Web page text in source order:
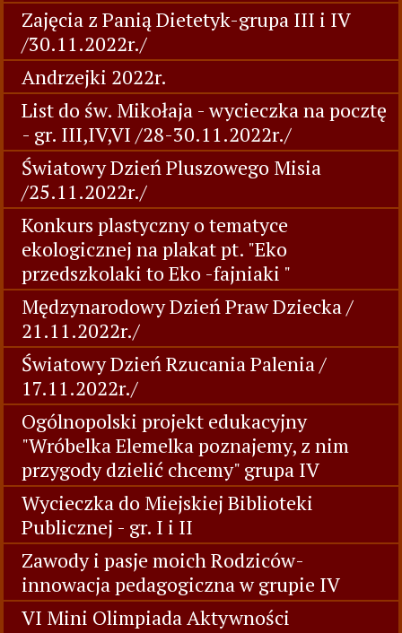
Zajęcia z Panią Dietetyk-grupa III i IV
/30.11.2022r./
Andrzejki 2022r.
List do św. Mikołaja - wycieczka na pocztę
- gr. III,IV,VI /28-30.11.2022r./
Światowy Dzień Pluszowego Misia
/25.11.2022r./
Konkurs plastyczny o tematyce
ekologicznej na plakat pt. "Eko
przedszkolaki to Eko -fajniaki "
Mędzynarodowy Dzień Praw Dziecka /
21.11.2022r./
Światowy Dzień Rzucania Palenia /
17.11.2022r./
Ogólnopolski projekt edukacyjny
"Wróbelka Elemelka poznajemy, z nim
przygody dzielić chcemy" grupa IV
Wycieczka do Miejskiej Biblioteki
Publicznej - gr. I i II
Zawody i pasje moich Rodziców-
innowacja pedagogiczna w grupie IV
VI Mini Olimpiada Aktywności